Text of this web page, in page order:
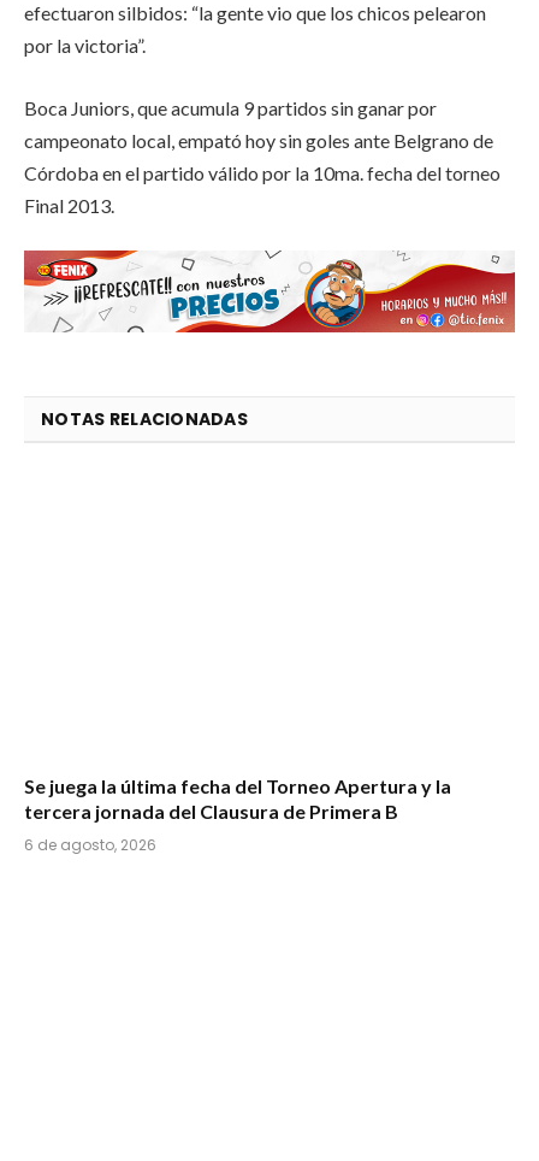
efectuaron silbidos: “la gente vio que los chicos pelearon
por la victoria”.
Boca Juniors, que acumula 9 partidos sin ganar por
campeonato local, empató hoy sin goles ante Belgrano de
Córdoba en el partido válido por la 10ma. fecha del torneo
Final 2013.
NOTAS RELACIONADAS
Se juega la última fecha del Torneo Apertura y la
tercera jornada del Clausura de Primera B
6 de agosto, 2026